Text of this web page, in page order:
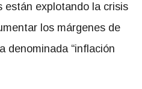
están explotando la crisis
los márgenes de
denominada “inflación